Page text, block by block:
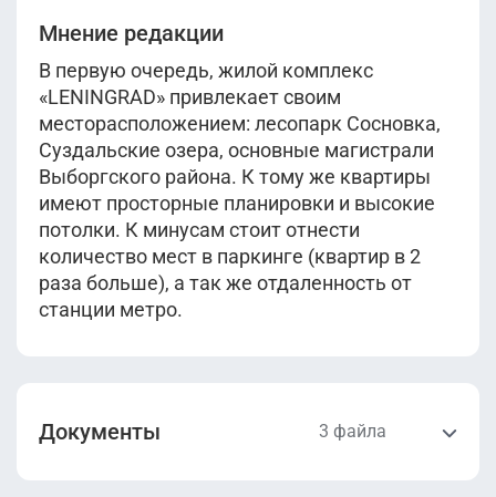
Мнение редакции
В первую очередь, жилой комплекс
«LENINGRAD» привлекает своим
месторасположением: лесопарк Сосновка,
Суздальские озера, основные магистрали
Выборгского района. К тому же квартиры
имеют просторные планировки и высокие
потолки. К минусам стоит отнести
количество мест в паркинге (квартир в 2
раза больше), а так же отдаленность от
станции метро.
Документы 3 файла